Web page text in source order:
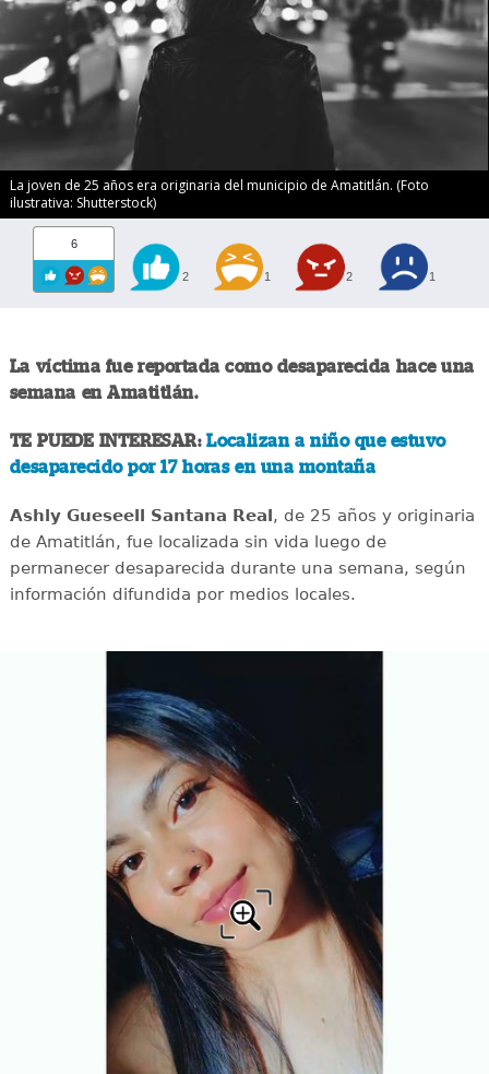
La joven de 25 años era originaria del municipio de Amatitlán. (Foto
ilustrativa: Shutterstock)
6
2 1 2 1
La víctima fue reportada como desaparecida hace una
semana en Amatitlán.
TE PUEDE INTERESAR:Localizan a niño que estuvo
desaparecido por 17 horas en una montaña
Ashly Gueseell Santana Real, de 25 años y originaria
de Amatitlán, fue localizada sin vida luego de
permanecer desaparecida durante una semana, según
información difundida por medios locales.